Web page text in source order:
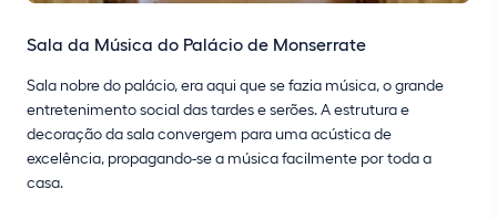
Sala da Música do Palácio de Monserrate
Sala nobre do palácio, era aqui que se fazia música, o grande
entretenimento social das tardes e serões. A estrutura e
decoração da sala convergem para uma acústica de
excelência, propagando-se a música facilmente por toda a
casa.